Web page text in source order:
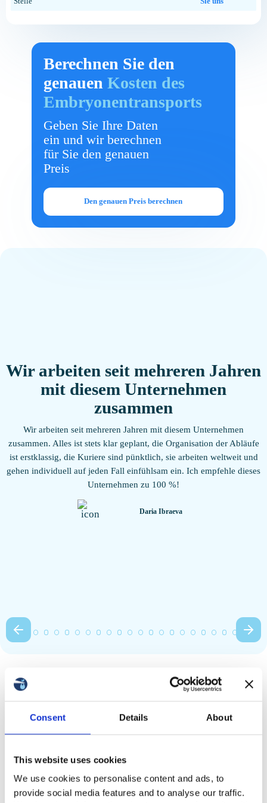
Consent Details About
This website uses cookies
We use cookies to personalise content and ads, to
provide social media features and to analyse our traffic.
Berechnen Sie den
genauen Kosten des
Embryonentransports
Geben Sie Ihre Daten
ein und wir berechnen
für Sie den genauen
Preis
Den genauen Preis berechnen
Wir arbeiten seit mehreren Jahren
mit diesem Unternehmen
zusammen
Wir arbeiten seit mehreren Jahren mit diesem Unternehmen
zusammen. Alles ist stets klar geplant, die Organisation der Abläufe
ist erstklassig, die Kuriere sind pünktlich, sie arbeiten weltweit und
gehen individuell auf jeden Fall einfühlsam ein. Ich empfehle dieses
Unternehmen zu 100 %!
Daria Ibraeva
Moderne Reproduktionstechnologien erfordern häufig den
Transport von biologischem Material zwischen Ländern.
ist wichtig zu verstehen, wie der Transport von Oozyten und
die Lieferung zwischen Kliniken in verschiedenen Ländern
ablaufen, um deren Lebensfähigkeit zu erhalten.